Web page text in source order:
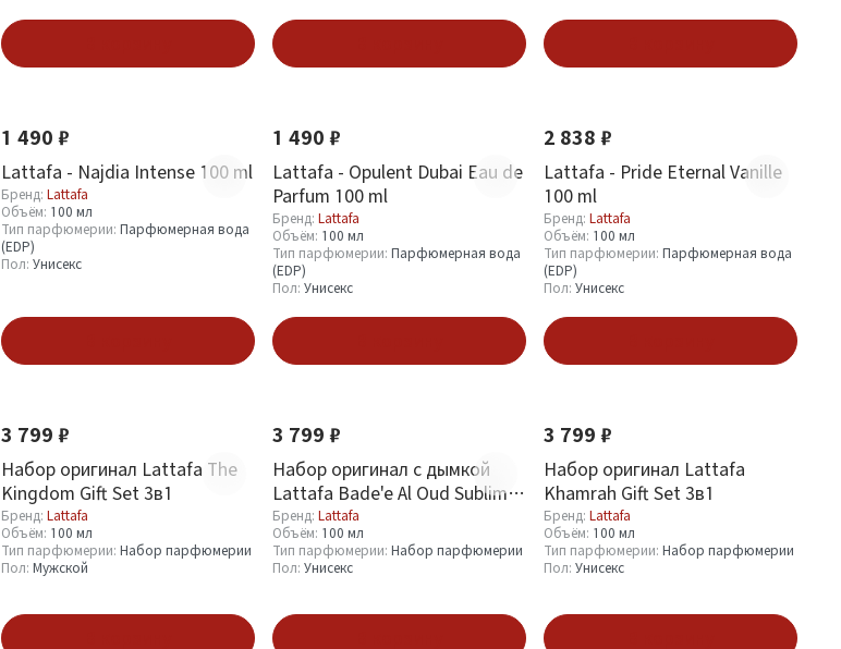
1 490 ₽
Lattafa - Najdia Intense 100 ml
Бренд: Lattafa
Объём: 100 мл
Тип парфюмерии: Парфюмерная вода
(EDP)
Пол: Унисекс
1 490 ₽
Lattafa - Opulent Dubai Eau de
Parfum 100 ml
Бренд: Lattafa
Объём: 100 мл
Тип парфюмерии: Парфюмерная вода
(EDP)
Пол: Унисекс
2 838 ₽
Lattafa - Pride Eternal Vanille
100 ml
Бренд: Lattafa
Объём: 100 мл
Тип парфюмерии: Парфюмерная вода
(EDP)
Пол: Унисекс
3 799 ₽
Набор оригинал Lattafa The
Kingdom Gift Set 3в1
Бренд: Lattafa
Объём: 100 мл
Тип парфюмерии: Набор парфюмерии
Пол: Мужской
3 799 ₽
Набор оригинал с дымкой
Lattafa Bade'e Al Oud Sublime
Gift Set 3в1
Бренд: Lattafa
Объём: 100 мл
Тип парфюмерии: Набор парфюмерии
Пол: Унисекс
3 799 ₽
Набор оригинал Lattafa
Khamrah Gift Set 3в1
Бренд: Lattafa
Объём: 100 мл
Тип парфюмерии: Набор парфюмерии
Пол: Унисекс